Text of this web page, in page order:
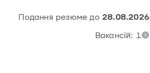
Подання резюме до 28.08.2026
Вакансій: 1